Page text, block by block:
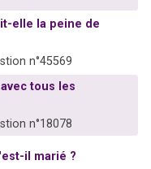
elle la peine de
n°45569
tous les
n°18078
il marié ?